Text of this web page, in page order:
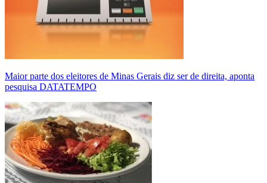
Maior parte dos eleitores de Minas Gerais diz ser de direita, aponta
pesquisa DATATEMPO